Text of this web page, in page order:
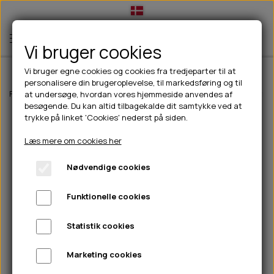
TIL HUND
💧FODER- VANDSKÅLE
CHICOPEE
GODBIDSTASKE
HALSBÅND
🦴 GODBIDDER & SNACKS
🍖 SMAGSVARIANTER
🎾 LEGETØJ
TÆNDER, ØRE, ØJE, POTER & NÆSE
🐾 UDSTYR & KOMFORT
TIL HUNDEEJER
DRIKKEFLASKER/TERMOFLASKER
HUER OG VANTER
PINEWOOD SALES
TIL KAT
TILBUD
NYHEDER
ABONNEMENT
Forside Til hunde Godbidder & Snacks Kornfri godbidder til hunde
Vi bruger cookies
Vi bruger egne cookies og cookies fra tredjeparter til at
personalisere din brugeroplevelse, til markedsføring og til
at undersøge, hvordan vores hjemmeside anvendes af
besøgende. Du kan altid tilbagekalde dit samtykke ved at
trykke på linket 'Cookies' nederst på siden.
Læs mere om cookies her
Nødvendige cookies
Funktionelle cookies
Statistik cookies
Marketing cookies